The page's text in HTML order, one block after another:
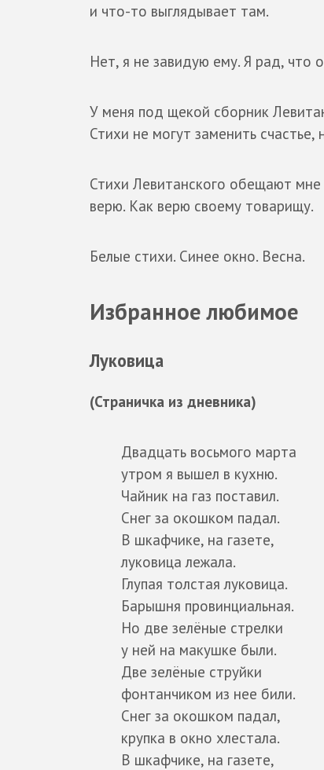
и что-то выглядывает там.
Нет, я не завидую ему. Я рад, что
У меня под щекой сборник
Стихи не могут заменить
Стихи Левитанского обещают мне
верю. Как верю своему товарищу.
Белые стихи. Синее окно. Весна.
Избранное любимое
Луковица
(Страничка из дневника)
Двадцать восьмого марта
утром я вышел в кухню.
Чайник на газ поставил.
Снег за окошком падал.
В шкафчике, на газете,
луковица лежала.
Глупая толстая луковица.
Барышня провинциальная.
Но две зелёные стрелки
у ней на макушке были.
Две зелёные струйки
фонтанчиком из нее били.
Снег за окошком падал,
крупка в окно хлестала.
В шкафчике, на газете,